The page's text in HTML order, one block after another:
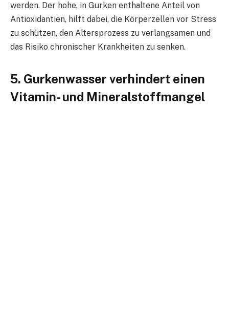
werden. Der hohe, in Gurken enthaltene Anteil von
Antioxidantien, hilft dabei, die Körperzellen vor Stress
zu schützen, den Altersprozess zu verlangsamen und
das Risiko chronischer Krankheiten zu senken.
5. Gurkenwasser verhindert einen
Vitamin- und Mineralstoffmangel